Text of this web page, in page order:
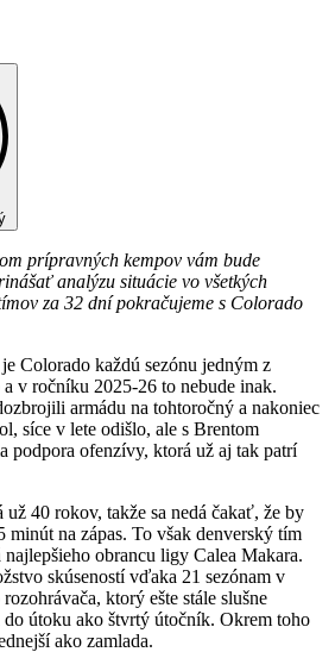
prípravných kempov vám bude
analýzu situácie vo všetkých
za 32 dní pokračujeme s Colorado
Colorado každú sezónu jedným z
v ročníku 2025-26 to nebude inak.
armádu na tohtoročný a nakoniec
síce v lete odišlo, ale s Brentom
podpora ofenzívy, ktorá už aj tak patrí
40 rokov, takže sa nedá čakať, že by
minút na zápas. To však denverský tím
obrancu ligy Calea Makara.
skúseností vďaka 21 sezónam v
ktorý ešte stále slušne
do útoku ako štvrtý útočník. Okrem toho
ako zamlada.